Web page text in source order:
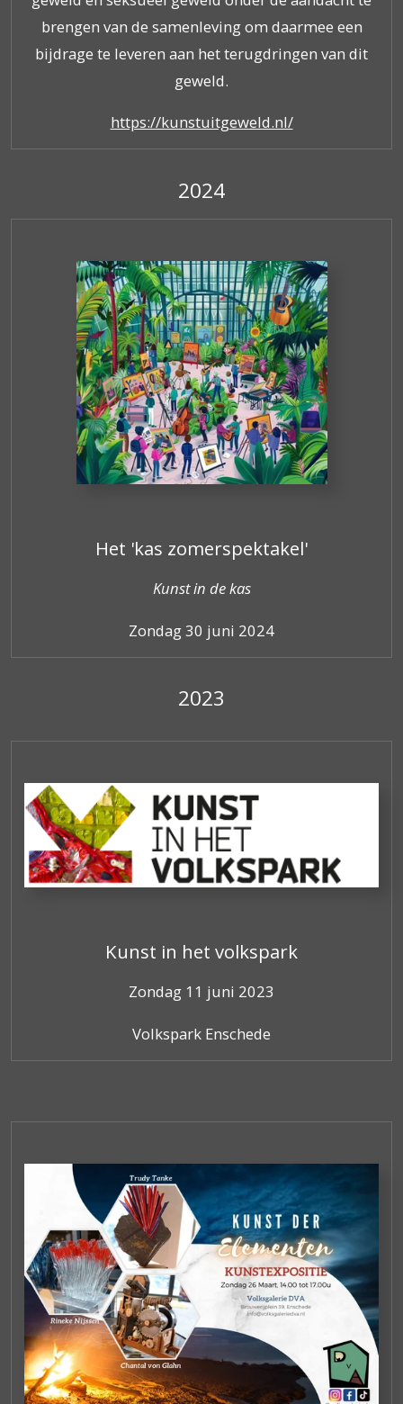
brengen van de samenleving om daarmee een
bijdrage te leveren aan het terugdringen van dit
geweld.
https://kunstuitgeweld.nl/
2024
Het 'kas zomerspektakel'
Kunst in de kas
Zondag 30 juni 2024
2023
Kunst in het volkspark
Zondag 11 juni 2023
Volkspark Enschede